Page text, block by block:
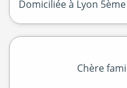
Domiciliée à Lyon 5ème
Chère